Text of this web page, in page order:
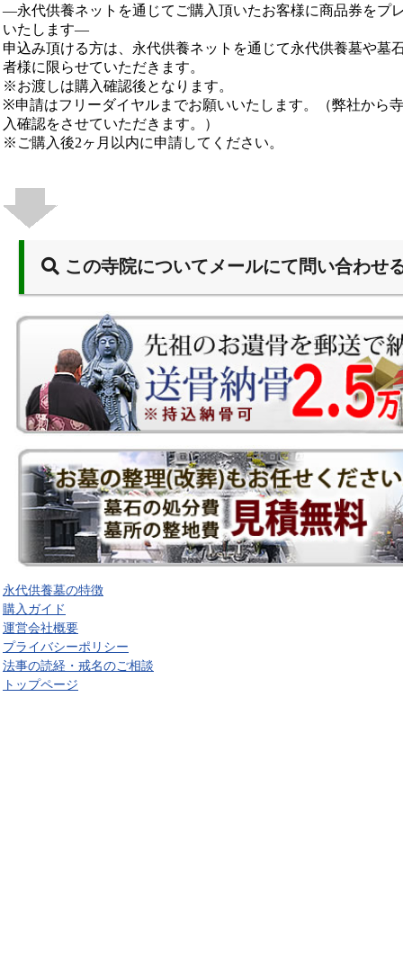
―永代供養ネットを通じてご購入頂いたお客様に商品券をプ
いたします―
申込み頂ける方は、永代供養ネットを通じて永代供養墓や墓
者様に限らせていただきます。
※お渡しは購入確認後となります。
※申請はフリーダイヤルまでお願いいたします。（弊社から
入確認をさせていただきます。）
※ご購入後2ヶ月以内に申請してください。
この寺院についてメールにて問い合わせ
永代供養墓の特徴
購入ガイド
運営会社概要
プライバシーポリシー
法事の読経・戒名のご相談
トップページ